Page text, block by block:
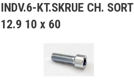
INDV.6-KT.SKRUE CH. SORT
12.9 10 x 60